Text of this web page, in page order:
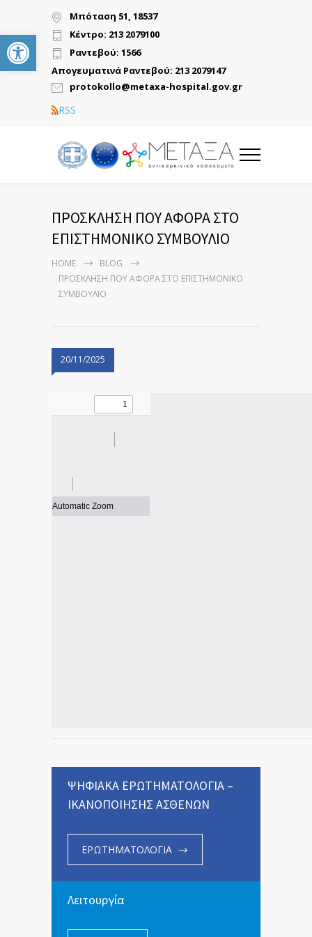
Ανοίξτε τη γραμμή εργαλείων
Μπόταση 51, 18537
Κέντρο: 213 2079100
Ραντεβού: 1566
Απογευματινά Ραντεβού: 213 2079147
protokollo@metaxa-hospital.gov.gr
RSS
ΠΡΟΣΚΛΗΣΗ ΠΟΥ ΑΦΟΡΑ ΣΤΟ
ΕΠΙΣΤΗΜΟΝΙΚΟ ΣΥΜΒΟΥΛΙΟ
HOME
BLOG
ΠΡΟΣΚΛΗΣΗ ΠΟΥ ΑΦΟΡΑ ΣΤΟ ΕΠΙΣΤΗΜΟΝΙΚΟ
ΣΥΜΒΟΥΛΙΟ
20/11/2025
ΨΗΦΙΑΚΑ ΕΡΩΤΗΜΑΤΟΛΟΓΙΑ –
ΙΚΑΝΟΠΟΙΗΣΗΣ ΑΣΘΕΝΩΝ
ΕΡΩΤΗΜΑΤΟΛΟΓΙΑ
Λειτουργία